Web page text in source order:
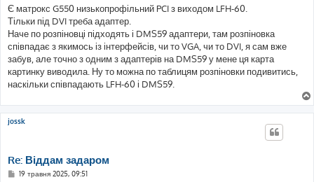
в
і
д
о
м
л
е
н
н
я
Є матрокс G550 низькопрофільний PCI з виходом LFH-60.
Тільки під DVI треба адаптер.
Наче по розпіновці підходять і DMS59 адаптери, там розпіновка
співпадає з якимось із інтерфейсів, чи то VGA, чи то DVI, я сам вже
забув, але точно з одним з адаптерів на DMS59 у мене ця карта
картинку виводила. Ну то можна по таблицям розпіновки подивитись,
наскільки співпадають LFH-60 і DMS59.
jossk
Re: Віддам задаром
П19 травня 2025, 09:51